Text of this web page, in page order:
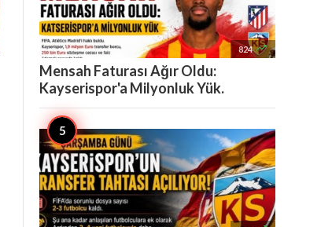
824 
Mensah Faturası Ağır Oldu:
Kayserispor'a Milyonluk Yük.